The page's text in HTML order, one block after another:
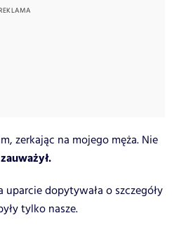
zerkając na mojego męża. Nie
uparcie dopytywała o szczegóły
tylko nasze.